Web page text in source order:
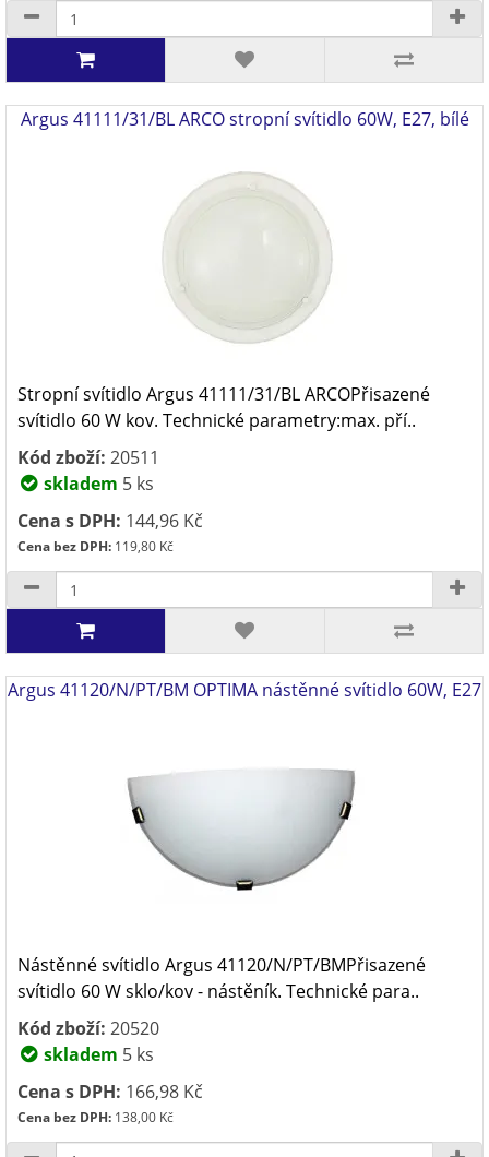
Argus 41111/31/BL ARCO stropní svítidlo 60W, E27, bílé
Stropní svítidlo Argus 41111/31/BL ARCOPřisazené
svítidlo 60 W kov. Technické parametry:max. pří..
Kód zboží: 20511
skladem 5 ks
Cena s DPH: 144,96 Kč
Cena bez DPH: 119,80 Kč
Argus 41120/N/PT/BM OPTIMA nástěnné svítidlo 60W, E27
Nástěnné svítidlo Argus 41120/N/PT/BMPřisazené
svítidlo 60 W sklo/kov - nástěník. Technické para..
Kód zboží: 20520
skladem 5 ks
Cena s DPH: 166,98 Kč
Cena bez DPH: 138,00 Kč